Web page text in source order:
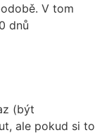
V tom
dnů
(být
ale pokud si to